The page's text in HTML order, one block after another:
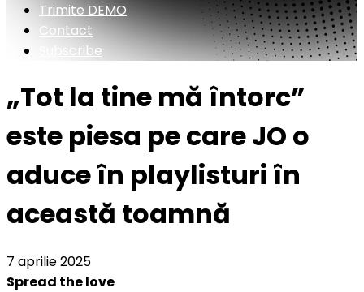
Trimite DEMO
Contact
Subscribe
„Tot la tine mă întorc”
este piesa pe care JO o
aduce în playlisturi în
această toamnă
7 aprilie 2025
Spread the love